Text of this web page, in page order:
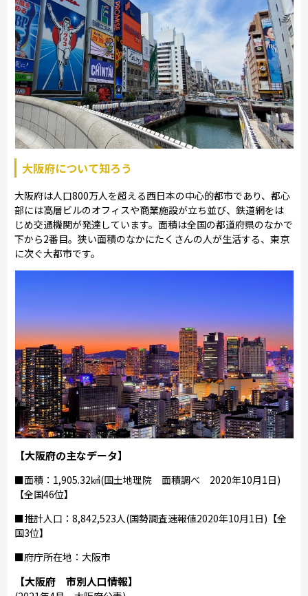
大阪府について知ろう
大阪府は人口800万人を超える西日本の中心的都市であり、都心
部には高層ビルのオフィスや商業施設が立ち並び、鉄道網をは
じめ交通機関が発達しています。面積は全国の都道府県のなかで
下から2番目。狭い面積のなかにたくさんの人が生活する、東京
に次ぐ大都市です。
【大阪府の主なデータ】
■面積：1,905.32㎢(国土地理院 面積調べ 2020年10月1日)
【全国46位】
■推計人口：8,842,523人(国勢調査速報値2020年10月1日)【全
国3位】
■府庁所在地：大阪市
【大阪府 市別人口情報】